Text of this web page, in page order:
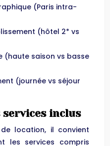
(Paris intra-
(hôtel 2* vs
(haute saison vs basse
(journée vs séjour
services inclus
location, il convient
les services compris